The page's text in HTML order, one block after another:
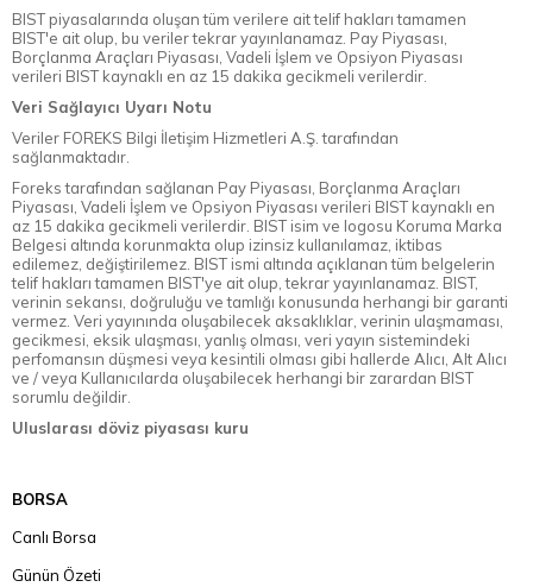
BIST piyasalarında oluşan tüm verilere ait telif hakları tamamen
BIST'e ait olup, bu veriler tekrar yayınlanamaz. Pay Piyasası,
Borçlanma Araçları Piyasası, Vadeli İşlem ve Opsiyon Piyasası
verileri BIST kaynaklı en az 15 dakika gecikmeli verilerdir.
Veri Sağlayıcı Uyarı Notu
Veriler FOREKS Bilgi İletişim Hizmetleri A.Ş. tarafından
sağlanmaktadır.
Foreks tarafından sağlanan Pay Piyasası, Borçlanma Araçları
Piyasası, Vadeli İşlem ve Opsiyon Piyasası verileri BIST kaynaklı en
az 15 dakika gecikmeli verilerdir. BIST isim ve logosu Koruma Marka
Belgesi altında korunmakta olup izinsiz kullanılamaz, iktibas
edilemez, değiştirilemez. BIST ismi altında açıklanan tüm belgelerin
telif hakları tamamen BIST'ye ait olup, tekrar yayınlanamaz. BIST,
verinin sekansı, doğruluğu ve tamlığı konusunda herhangi bir garanti
vermez. Veri yayınında oluşabilecek aksaklıklar, verinin ulaşmaması,
gecikmesi, eksik ulaşması, yanlış olması, veri yayın sistemindeki
perfomansın düşmesi veya kesintili olması gibi hallerde Alıcı, Alt Alıcı
ve / veya Kullanıcılarda oluşabilecek herhangi bir zarardan BIST
sorumlu değildir.
Uluslarası döviz piyasası kuru
BORSA
Canlı Borsa
Günün Özeti